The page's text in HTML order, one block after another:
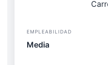
EMPLEABILIDAD
Media